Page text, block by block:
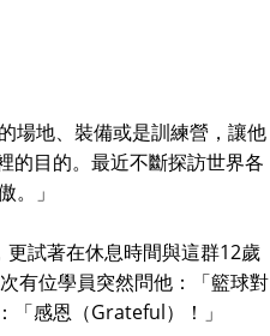
場地、裝備或是訓練營，讓他
的目的。最近不斷探訪世界各
。」
試著在休息時間與這群12歲
有位學員突然問他：「籃球對
「感恩（Grateful）！」